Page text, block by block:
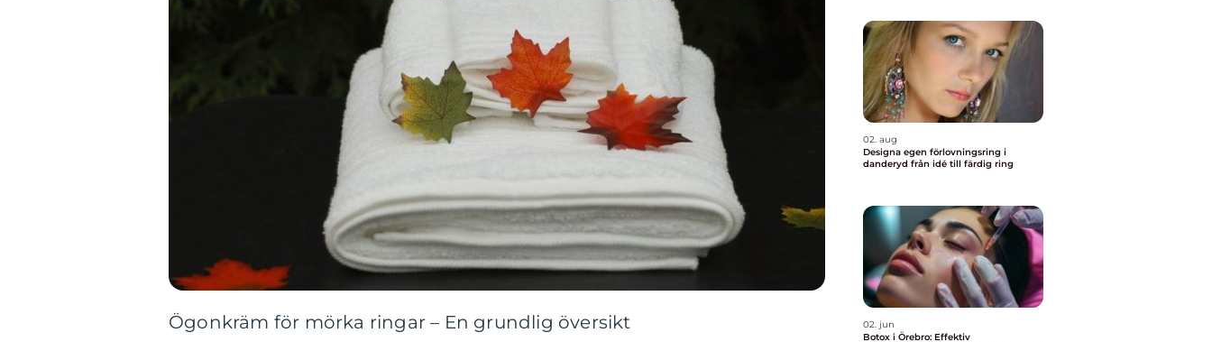
Ögonkräm för mörka ringar – En grundlig översikt
02. aug
Designa egen förlovningsring i
danderyd från idé till färdig ring
02. jun
Botox i Örebro: Effektiv